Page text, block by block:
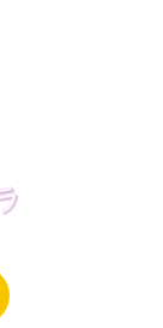
街の名
の街、